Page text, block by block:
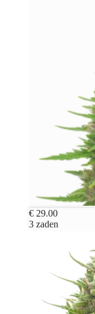
€ 29.00
3 zaden